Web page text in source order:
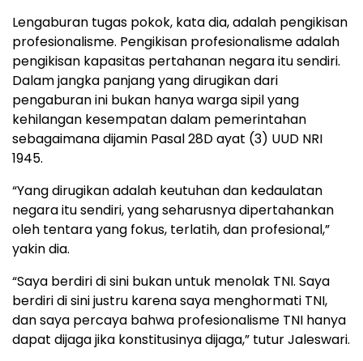
Lengaburan tugas pokok, kata dia, adalah pengikisan
profesionalisme. Pengikisan profesionalisme adalah
pengikisan kapasitas pertahanan negara itu sendiri.
Dalam jangka panjang yang dirugikan dari
pengaburan ini bukan hanya warga sipil yang
kehilangan kesempatan dalam pemerintahan
sebagaimana dijamin Pasal 28D ayat (3) UUD NRI
1945.
“Yang dirugikan adalah keutuhan dan kedaulatan
negara itu sendiri, yang seharusnya dipertahankan
oleh tentara yang fokus, terlatih, dan profesional,”
yakin dia.
“Saya berdiri di sini bukan untuk menolak TNI. Saya
berdiri di sini justru karena saya menghormati TNI,
dan saya percaya bahwa profesionalisme TNI hanya
dapat dijaga jika konstitusinya dijaga,” tutur Jaleswari.